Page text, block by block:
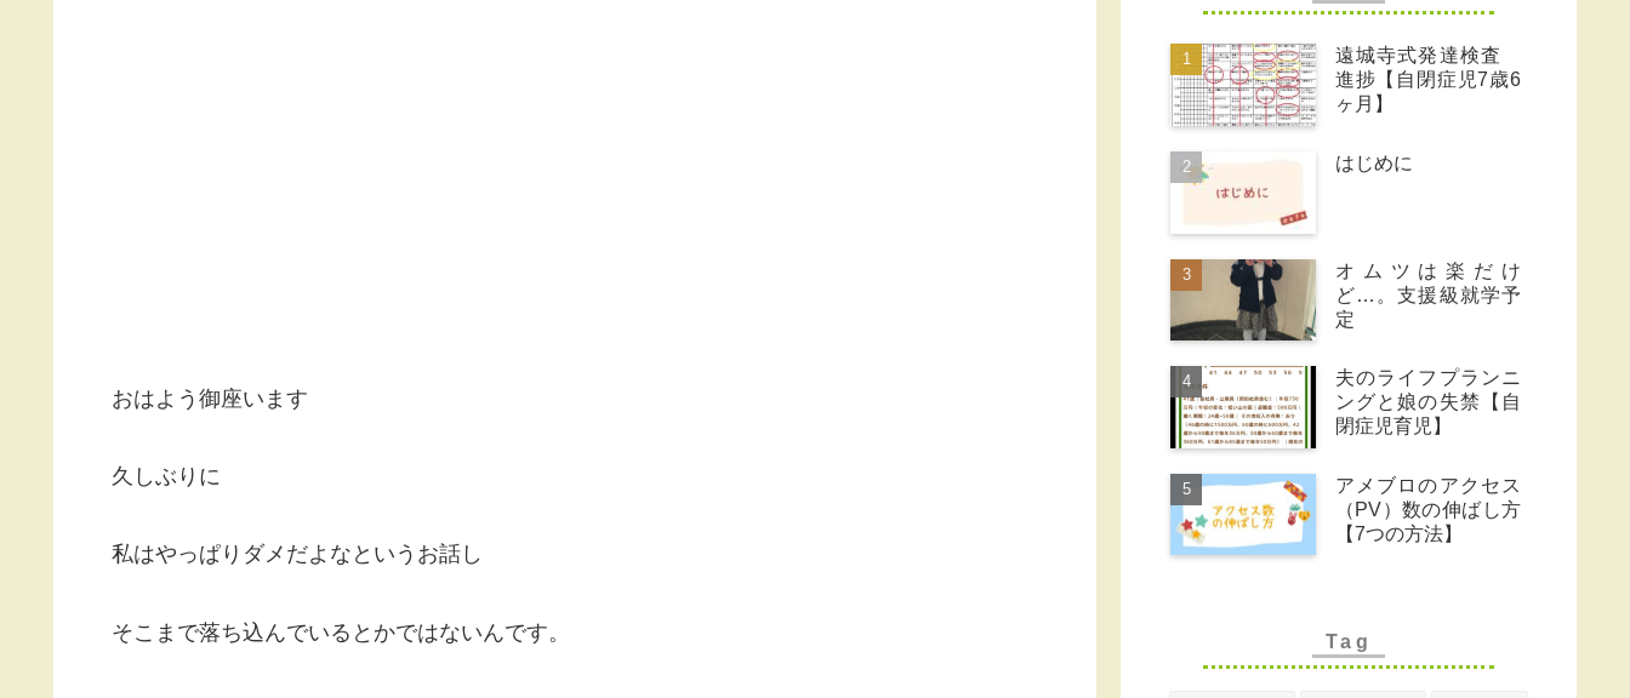
おはよう御座います
久しぶりに
私はやっぱりダメだよなというお話し
そこまで落ち込んでいるとかではないんです。
遠城寺式発達検査
進捗【自閉症児7歳6
ヶ月】
はじめに
オムツは楽だけ
ど…。支援級就学予
定
夫のライフプランニ
ングと娘の失禁【自
閉症児育児】
アメブロのアクセス
（PV）数の伸ばし方
【7つの方法】
Tag